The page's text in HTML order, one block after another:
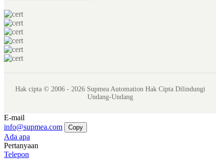
Hak cipta © 2006 - 2026 Supmea Automation Hak Cipta Dilindungi
Undang-Undang
E-mail
info@supmea.com
Copy
Ada apa
Pertanyaan
Telepon